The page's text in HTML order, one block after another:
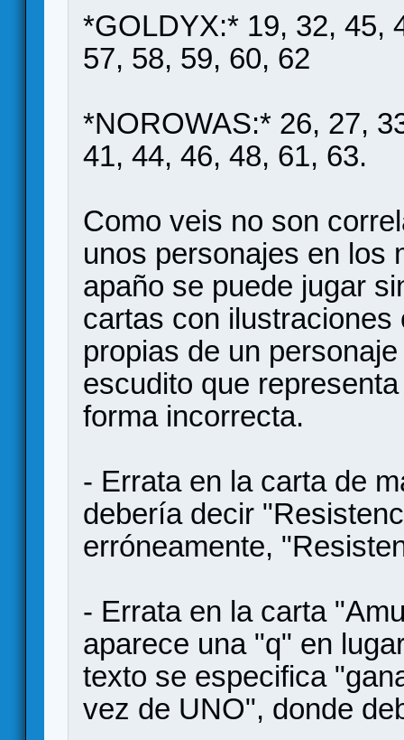
*GOLDYX:* 19, 32, 45,
57, 58, 59, 60, 62
*NOROWAS:* 26, 27,
41, 44, 46, 48, 61, 63.
Como veis no son
unos personajes en los
apaño se puede jugar
cartas con
propias de un
escudito que
forma incorrecta.
- Errata en la carta de
debería decir
erróneamente,
- Errata en la carta
aparece una "q" en
texto se especifica
vez de UNO", donde